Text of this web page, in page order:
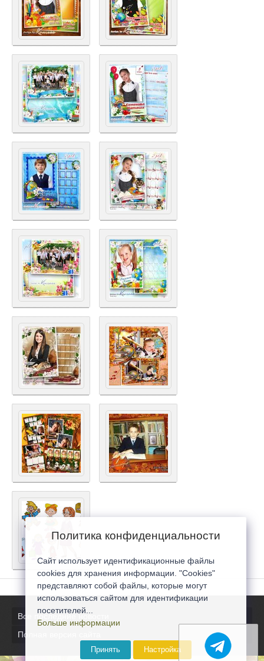
Все последние новости
Полная версия сайта
Политика конфиденциальности
Сайт использует идентификационные файлы
cookies для хранения информации. "Cookies"
представляют собой файлы, которые могут
использоваться сайтом для идентификации
посетителей...
Больше информации
Принять Настройка